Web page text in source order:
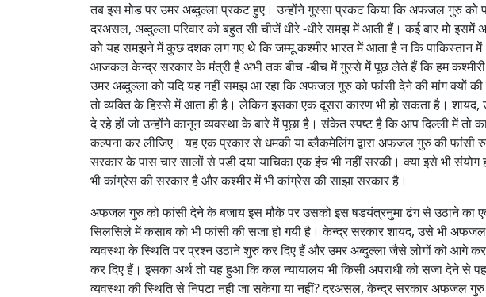
तब इस मोड पर उमर अब्दुल्ला प्रकट हुए। उन्होंने गुस्सा प्रकट किया कि अफजल गुरु को
दरअसल, अब्दुल्ला परिवार को बहुत सी चीजें धीरे -धीरे समझ में आती हैं। कई बार मो इसमें
को यह समझने में कुछ दशक लग गए थे कि जम्मू कश्मीर भारत में आता है न कि पाकिस्तान
आजकल केन्द्र सरकार के मंत्री है अभी तक बीच -बीच में गुस्से में पूछ लेते हैं कि हम कश्मीरी
उमर अब्दुल्ला को यदि यह नहीं समझ आ रहा कि अफजल गुरु को फांसी देने की मांग क्यों
तो व्यक्ति के हिस्से में आता ही है। लेकिन इसका एक दूसरा कारण भी हो सकता है। शायद,
दे रहे हों जो उन्होंने कानून व्यवस्था के बारे में पूछा है। संकेत स्पष्ट है कि आप दिल्ली में तो
कल्पना कर लीजिए। यह एक प्रकार से धमकी या ब्लैकमेलिंग द्वारा अफजल गुरु की फांसी
सरकार के पास चार सालों से पडी दया याचिका एक इंच भी नहीं सरकी। क्या इसे भी
भी कांग्रेस की सरकार है और कश्मीर में भी कांग्रेस की साझा सरकार है।
अफजल गुरु को फांसी देने के बजाय इस मौके पर उसको इस षडयंत्रनुमा ढंग से उठाने
सिलसिले में कसाब को भी फांसी की सजा हो गयी है। केन्द्र सरकार शायद, उसे भी
व्यवस्था के स्थिति पर प्रश्न उठाने शुरु कर दिए हैं और उमर अब्दुल्ला जैसे लोगों को आगे
कर दिए हैं। इसका अर्थ तो यह हुआ कि कल न्यायालय भी किसी अपराधी को सजा देने
व्यवस्था की स्थिति से निपटा नही जा सकेगा या नहीं? दरअसल, केन्द्र सरकार अफजल